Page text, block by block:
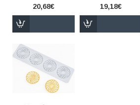
20,68€ 19,18€